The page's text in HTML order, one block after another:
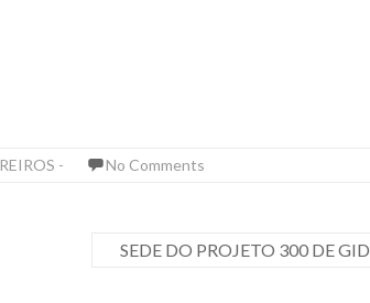
- No Comments
SEDE DO PROJETO 300 DE